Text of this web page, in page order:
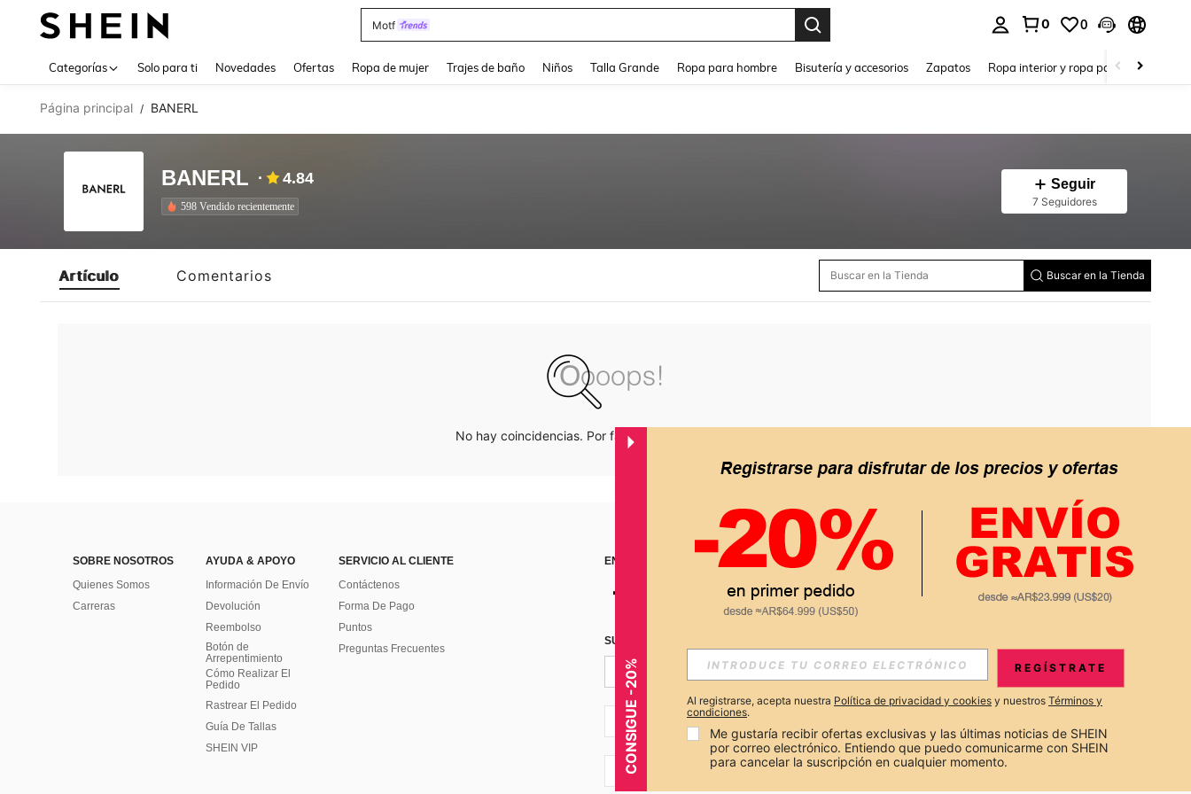
Motf
0 0
Categorías Solo para ti Novedades Ofertas Ropa de mujer Trajes de baño Niños Talla Grande Ropa para hombre Bisutería y accesorios Zapatos Ropa interior y ropa para dormir
Página principal / BANERL
BANERL 4.84
598 Vendido recientemente
Seguir
7 Seguidores
Artículo Comentarios Buscar en la Tienda
No hay coincidencias. Por favor inténtalo de nuevo.
SOBRE NOSOTROS
Quienes Somos
Carreras
AYUDA & APOYO
Información De Envío
Devolución
Reembolso
Botón de
Arrepentimiento
Cómo Realizar El
Pedido
Rastrear El Pedido
Guía De Tallas
SHEIN VIP
SERVICIO AL CLIENTE
Contáctenos
Forma De Pago
Puntos
Preguntas Frecuentes
ENCUÉNTRANOS EN APP
SUSCRÍBETE PARA RECIBIR OFERTAS EXCLUSIVAS, PROMOCIONES Y NOTICIAS DE SHEIN
Suscribir
AR + 54
AR + 54
CONSIGUE -20% REGÍSTRATE
Al registrarse, acepta nuestra Política de privacidad y cookies y nuestros Términos y
condiciones.
Me gustaría recibir ofertas exclusivas y las últimas noticias de SHEIN
por correo electrónico. Entiendo que puedo comunicarme con SHEIN
para cancelar la suscripción en cualquier momento.